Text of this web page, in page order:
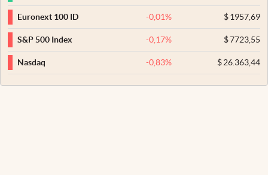
Euronext 100 ID -0,01% $1957,69
S&P 500 Index -0,17% $7723,55
Nasdaq -0,83% $26.363,44